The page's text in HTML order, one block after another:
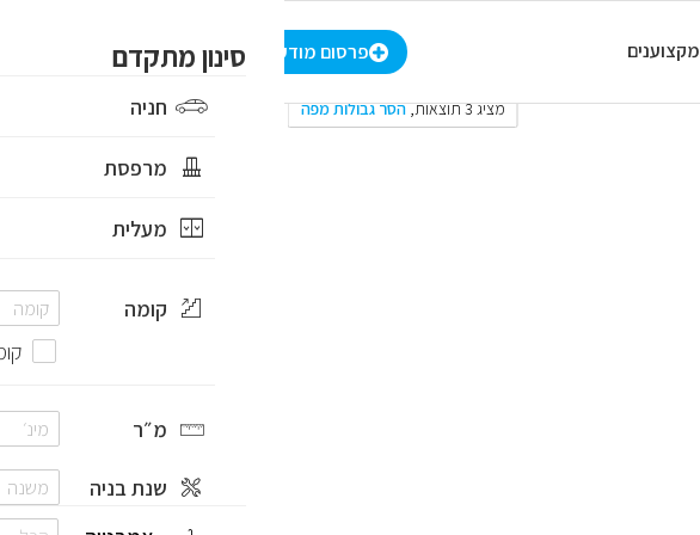
מקצוענים הרשמה/התחברות פרסום מודעה
- סינון מתקדם
חניה
מרפסת
מעלית
קומה
מ״ר
שנת בניה
מציג 3 תוצאות ,הסר גבולות מפה